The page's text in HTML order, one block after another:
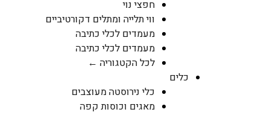
חפצי נוי
ווי תלייה ומתלים דקורטיביים
מעמדים לכלי כתיבה
מעמדים לכלי כתיבה
לכל הקטגוריה ←
כלים
כלי נירוסטה מעוצבים
מאגים וכוסות קפה